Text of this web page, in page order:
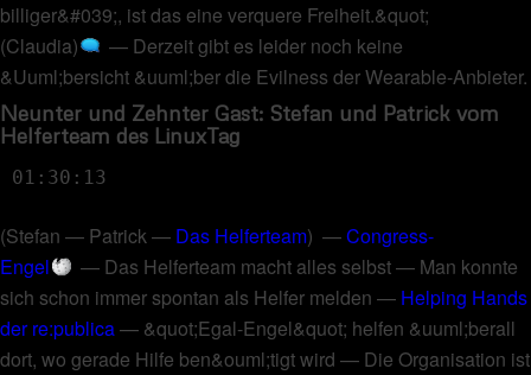
billiger&#039;, ist das eine verquere Freiheit.&quot;
(Claudia)
— Derzeit gibt es leider noch keine
&Uuml;bersicht &uuml;ber die Evilness der Wearable-Anbieter.
Neunter und Zehnter Gast: Stefan und Patrick vom
Helferteam des LinuxTag
01:30:13
(Stefan — Patrick— Das Helferteam) —Congress-
Engel
— Das Helferteam macht alles selbst— Man konnte
sich schon immer spontan als Helfer melden — Helping Hands
der re:publica— &quot;Egal-Engel&quot; helfen &uuml;berall
dort, wo gerade Hilfe ben&ouml;tigt wird — Die Organisation ist